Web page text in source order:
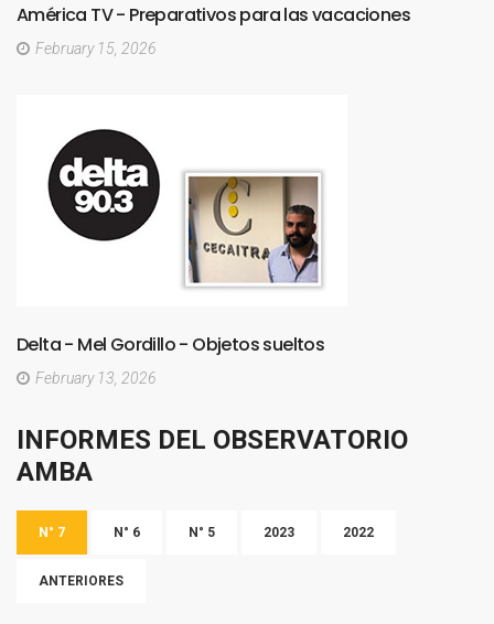
América TV- Preparativosparalasvacaciones
February 15, 2026
Delta- Mel Gordillo- Objetossueltos
February 13, 2026
INFORMES DEL OBSERVATORIO
AMBA
N° 7 N° 6 N° 5 2023 2022
ANTERIORES